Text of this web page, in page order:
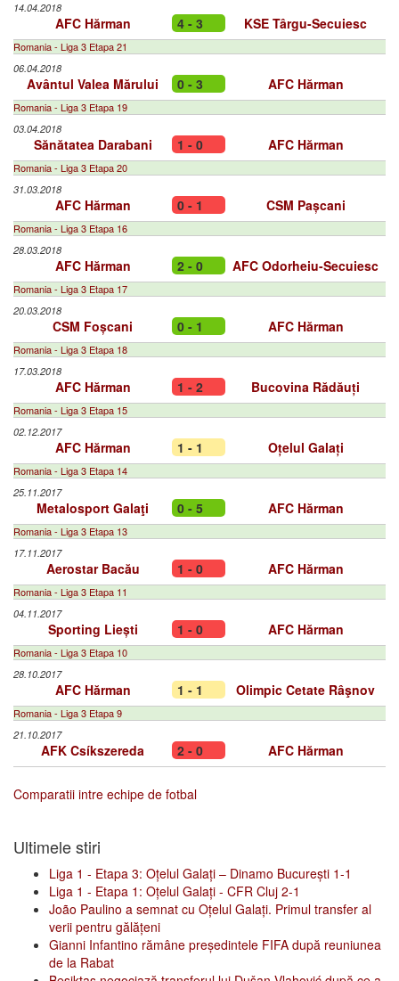
14.04.2018
AFC Hărman 4 - 3 KSE Târgu-Secuiesc
Romania - Liga 3 Etapa 21
06.04.2018
Avântul Valea Mărului 0 - 3 AFC Hărman
Romania - Liga 3 Etapa 19
03.04.2018
Sănătatea Darabani 1 - 0 AFC Hărman
Romania - Liga 3 Etapa 20
31.03.2018
AFC Hărman 0 - 1 CSM Pașcani
Romania - Liga 3 Etapa 16
28.03.2018
AFC Hărman 2 - 0 AFC Odorheiu-Secuiesc
Romania - Liga 3 Etapa 17
20.03.2018
CSM Foșcani 0 - 1 AFC Hărman
Romania - Liga 3 Etapa 18
17.03.2018
AFC Hărman 1 - 2 Bucovina Rădăuți
Romania - Liga 3 Etapa 15
02.12.2017
AFC Hărman 1 - 1 Oțelul Galați
Romania - Liga 3 Etapa 14
25.11.2017
Metalosport Galaţi 0 - 5 AFC Hărman
Romania - Liga 3 Etapa 13
17.11.2017
Aerostar Bacău 1 - 0 AFC Hărman
Romania - Liga 3 Etapa 11
04.11.2017
Sporting Liești 1 - 0 AFC Hărman
Romania - Liga 3 Etapa 10
28.10.2017
AFC Hărman 1 - 1 Olimpic Cetate Râşnov
Romania - Liga 3 Etapa 9
21.10.2017
AFK Csíkszereda 2 - 0 AFC Hărman
Comparatii intre echipe de fotbal
Ultimele stiri
Liga 1 - Etapa 3: Oțelul Galați – Dinamo București 1-1
Liga 1 - Etapa 1: Oțelul Galați - CFR Cluj 2-1
João Paulino a semnat cu Oțelul Galați. Primul transfer al
verii pentru gălățeni
Gianni Infantino rămâne președintele FIFA după reuniunea
de la Rabat